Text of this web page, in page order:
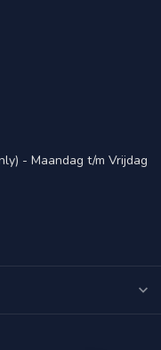
- Maandag t/m Vrijdag